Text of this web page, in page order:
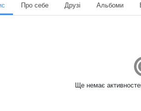
Про себе Друзі Альбоми
Ще немає